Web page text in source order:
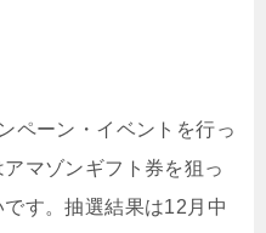
ペーン・イベントを行っ
マゾンギフト券を狙っ
す。抽選結果は12月中